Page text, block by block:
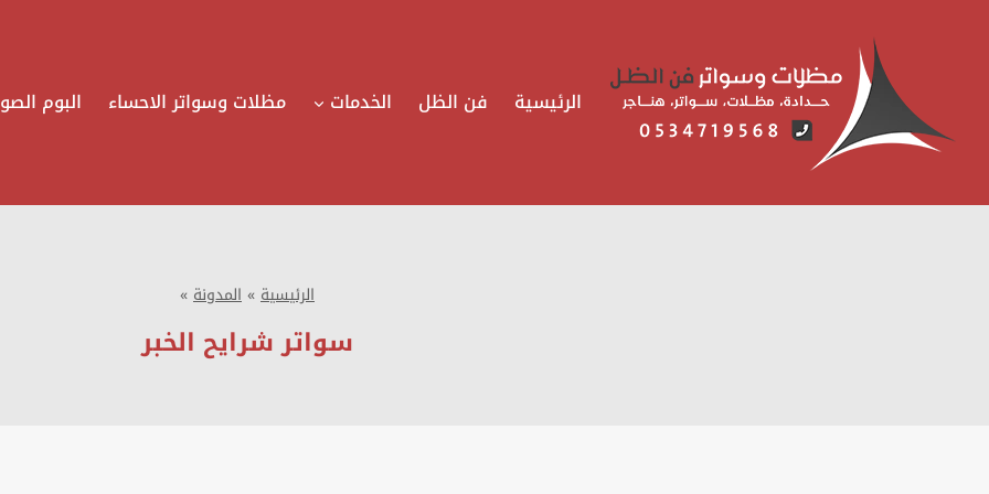
الرئيسية فن الظل الخدمات مظلات وسواتر الاحساء البوم
الرئيسية»المدونة»
سواتر شرايح الخبر